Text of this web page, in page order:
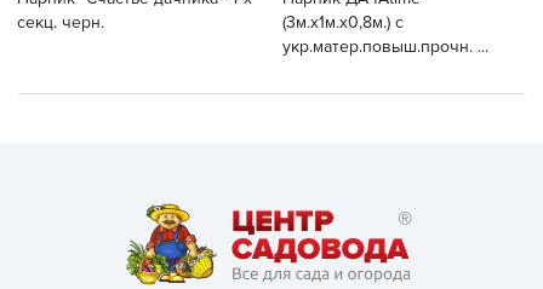
секц. черн.
(3м.х1м.х0,8м.) с
укр.матер.повыш.прочн. ...